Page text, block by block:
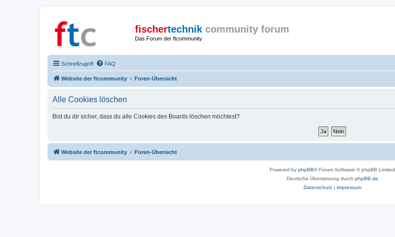
fischertechnik community forum
Das Forum der ftcommunity
Schnellzugriff FAQ
Website der ftcommunity Foren-Übersicht
Alle Cookies löschen
Bist du dir sicher, dass du alle Cookies des Boards löschen möchtest?
Website der ftcommunity Foren-Übersicht
Powered by phpBB® Forum Software © phpBB Limited
Deutsche Übersetzung durch phpBB.de
Datenschutz| Impressum